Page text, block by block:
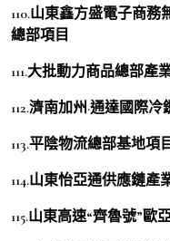
110.山東鑫方盛電子商
總部項目
111.大批動力商品總部產
112.濟南加州·通達國際
113.平陰物流總部基地項
114.山東怡亞通供應鏈產
115.山東高速“齊魯號”